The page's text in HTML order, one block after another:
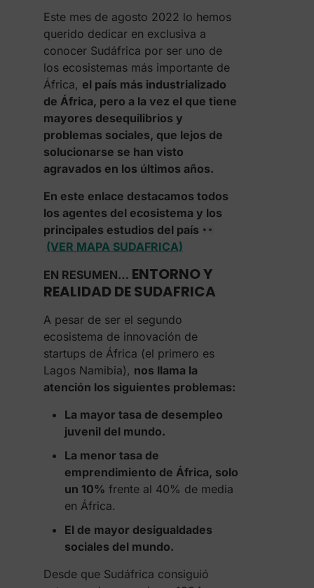
Este mes de agosto 2022 lo hemos
querido dedicar en exclusiva a
conocer Sudáfrica por ser uno de
los ecosistemas más importante de
África, el país más industrializado
de África, pero a la vez el que tiene
mayores desequilibrios y
problemas sociales, que lejos de
solucionarse se han visto
agravados en los últimos años.
En este enlace destacamos todos
los agentes del ecosistema y los
principales estudios del país
(VER MAPA SUDAFRICA)
EN RESUMEN… ENTORNO Y
REALIDAD DE SUDAFRICA
A pesar de ser el segundo
ecosistema de innovación de
startups de África (el primero es
Lagos Namibia), nos llama la
atención los siguientes problemas:
La mayor tasa de desempleo
juvenil del mundo.
La menor tasa de
emprendimiento de África, solo
un 10% frente al 40% de media
en África.
El de mayor desigualdades
sociales del mundo.
Desde que Sudáfrica consiguió